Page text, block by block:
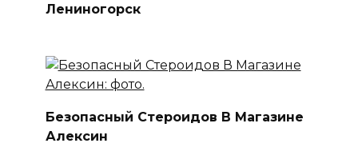
Лениногорск
Безопасный Стероидов В Магазине
Алексин